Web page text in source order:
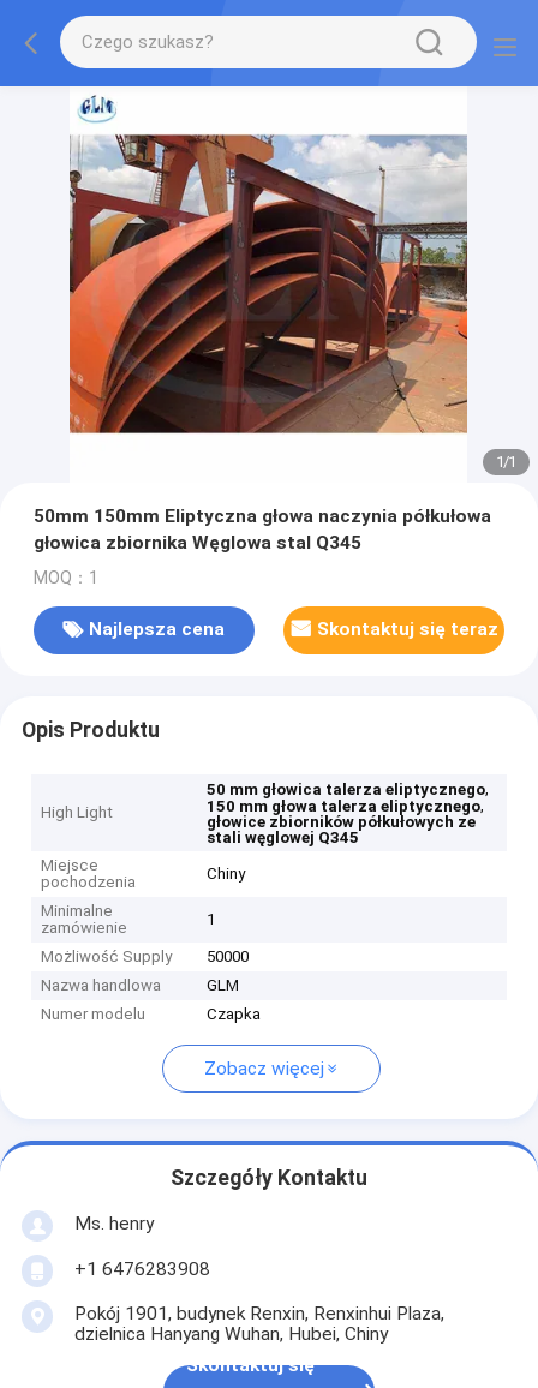
1/1
50mm 150mm Eliptyczna głowa naczynia półkułowa
głowica zbiornika Węglowa stal Q345
MOQ：1
Najlepsza cena Skontaktuj się teraz
Opis Produktu
High Light
50 mm głowica talerza eliptycznego,
150 mm głowa talerza eliptycznego,
głowice zbiorników półkułowych ze
stali węglowej Q345
Miejsce
pochodzenia
Chiny
Minimalne
zamówienie
1
Możliwość Supply
50000
Nazwa handlowa
GLM
Numer modelu
Czapka
Zobacz więcej
Szczegóły Kontaktu
Ms. henry
+1 6476283908
Pokój 1901, budynek Renxin, Renxinhui Plaza,
dzielnica Hanyang Wuhan, Hubei, Chiny
Skontaktuj się